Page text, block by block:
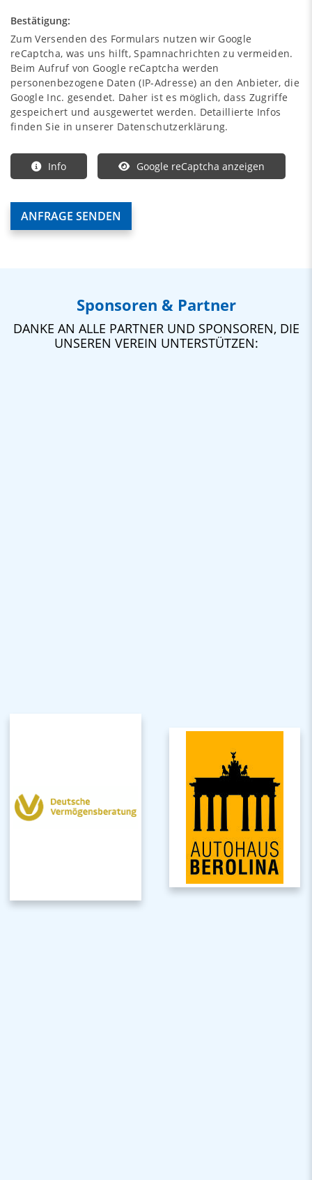
Bestätigung:
Zum Versenden des Formulars nutzen wir Google
reCaptcha, was uns hilft, Spamnachrichten zu vermeiden.
Beim Aufruf von Google reCaptcha werden
personenbezogene Daten (IP-Adresse) an den Anbieter, die
Google Inc. gesendet. Daher ist es möglich, dass Zugriffe
gespeichert und ausgewertet werden. Detaillierte Infos
finden Sie in unserer Datenschutzerklärung.
Info Google reCaptcha anzeigen
Sponsoren & Partner
DANKE AN ALLE PARTNER UND SPONSOREN, DIE
UNSEREN VEREIN UNTERSTÜTZEN: